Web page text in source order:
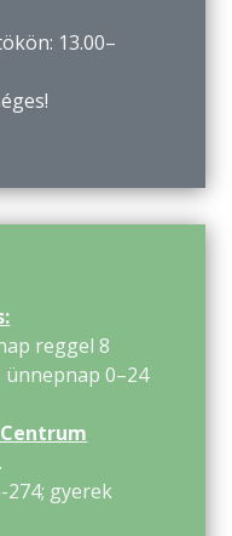
13.00–
reggel 8
0–24
274; gyerek